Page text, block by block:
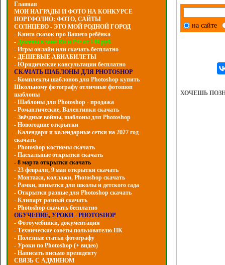
Главная
МОИ НАГРАДЫ И ФОТО НА КОНКУРСЕ
ПОРТФОЛИО: ФОТО, САЙТЫ
СОЛНЦЕВО - ЭТО МОЙ РОДНОЙ ГОРОД
- Книга сказок про Вашего ребёнка
- Домены в зоне Ru и РФ от 149 руб.
- Игры онлайн или скачать бесплатно
- ДЕШЕВЫЕ АВИАБИЛЕТЫ
- Юридические консультации бесплатно
СКАЧАТЬ ШАБЛОНЫ ДЛЯ PHOTOSHOP
- Комплекты шаблонов для Photoshop купить
Школьному фотографу отличные фотошоп
шаблоны
- Шаблоны для Photoshop - продажа
- Романтические, Валентинки скачать
- Звёздные войны, шаблоны для Photoshop
- Hовогодние открытки
- Календари и календарные сетки на 2027 год
скачать
- Photoshop костюмы скачать
- Пасхальные открытки скачать
- 8 марта открытки скачать
- 23 февраля, 9 мая открытки скачать
- Монтажи, коллажи, Photoshop скачать
- Рамки, виньетки для школы и детского сада
- Открытки разные для Photoshop скачать
- Клипарт разный скачать
- Photoshop скачать бесплатно
ОБУЧЕНИЕ, УРОКИ - PHOTOSHOP
- Фотоучебники, документация
- Технические советы пользователю ПК
- Полезные статьи фотографу
- Уроки по Photoshop (+ видео)
- Написать письмо президенту
СВЯЗЬ С АДМИНОМ
на сайте
ХОЧЕШЬ